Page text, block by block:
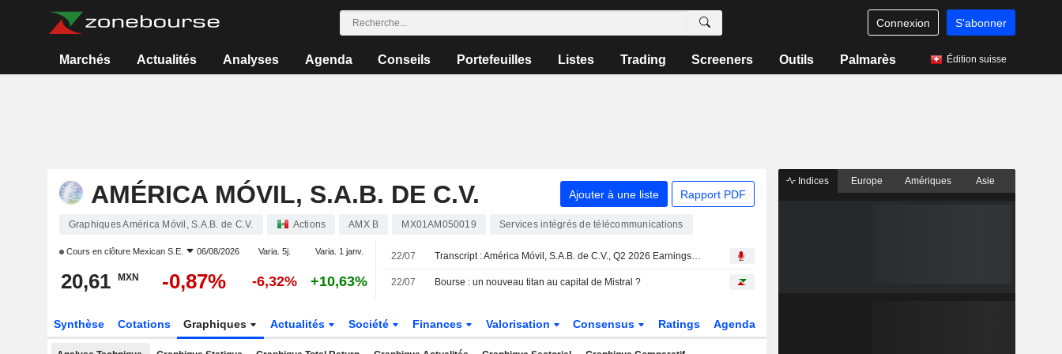
Connexion S'abonner
Marchés Actualités Analyses Agenda Conseils Portefeuilles Listes Trading Screeners Outils Palmarès Édition suisse
AMÉRICA MÓVIL, S.A.B. DE C.V. Ajouter à une liste Rapport PDF
Graphiques América Móvil, S.A.B. de C.V. Actions AMX B MX01AM050019 Services intégrés de télécommunications
Cours en clôture Mexican S.E. 06/08/2026 Varia. 5j. Varia. 1 janv.
20,61 MXN -0,87% -6,32% +10,63%
22/07 Transcript : América Móvil, S.A.B. de C.V., Q2 2026 Earnings Call, Jul 22, 2026
22/07 Bourse : un nouveau titan au capital de Mistral ?
Synthèse Cotations Graphiques Actualités Société Finances Valorisation Consensus Ratings Agenda
Indices Europe Amériques Asie